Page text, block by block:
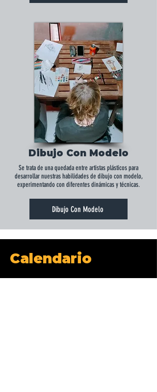
Dibujo Con Modelo
Se trata de una quedada entre artistas plásticos para
desarrollar nuestras habilidades de dibujo con modelo,
experimentando con diferentes dinámicas y técnicas.
Dibujo Con Modelo
Calendario